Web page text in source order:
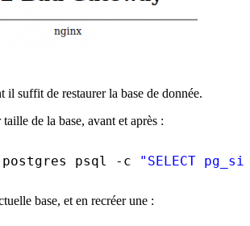
il suffit de restaurer la base de donnée.
de la base, avant et après :
psql -c "SELECT
base, et en recréer une :